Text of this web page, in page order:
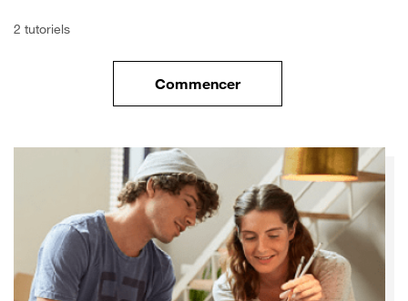
2 tutoriels
Commencerle tuto pour Transférer vos